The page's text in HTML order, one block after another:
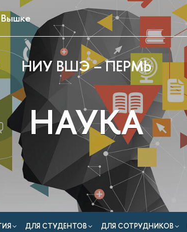
НИУ ВШЭ – ПЕРМЬ
НАУКА
ДЛЯ СТУДЕНТОВ ДЛЯ СОТРУДНИКОВ